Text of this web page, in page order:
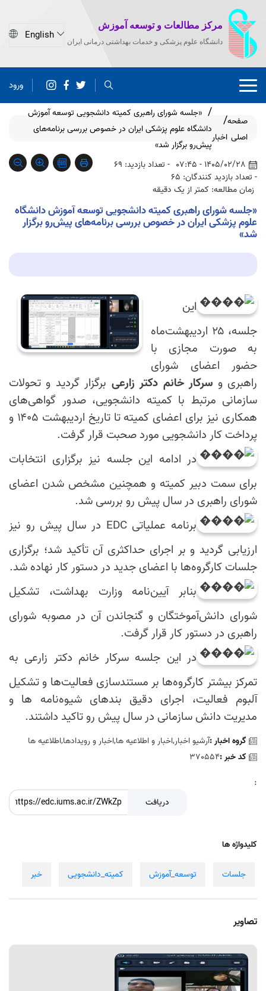
مرکز مطالعات و توسعه آموزش
دانشگاه علوم پزشکی و خدمات بهداشتی درمانی ایران
ورود
صفحه
اصلی اخبار
«جلسه شورای راهبری کمیته دانشجویی توسعه آموزش
دانشگاه علوم پزشکی ایران در خصوص بررسی برنامه‌های
پیش‌رو برگزار شد»
1405/02/28 - 07:45
- تعداد بازدید: 69
- تعداد بازدید کنندگان: 65
زمان مطالعه: کمتر از یک دقیقه
«جلسه شورای راهبری کمیته دانشجویی توسعه آموزش دانشگاه
علوم پزشکی ایران در خصوص بررسی برنامه‌های پیش‌رو برگزار
شد»
این
جلسه، ۲۵ اردیبهشت‌ماه
به صورت مجازی با
حضور اعضای شورای
راهبری و سرکار خانم دکتر زارعی برگزار گردید و تحولات
سازمانی مرتبط با کمیته دانشجویی، صدور گواهی‌های
همکاری نیز برای اعضای کمیته تا تاریخ اردیبهشت ۱۴۰۵ و
پرداخت کار دانشجویی مورد صحبت قرار گرفت.
در ادامه این جلسه نیز برگزاری انتخابات
برای سمت دبیر کمیته و همچنین مشخص شدن اعضای
شورای راهبری در سال پیش رو بررسی شد.
برنامه عملیاتی EDC در سال پیش رو نیز
ارزیابی گردید و بر اجرای حداکثری آن تأکید شد؛ برگزاری
جلسات کارگروه‌ها با اعضای جدید در دستور کار نهاده شد.
بنابر آیین‌نامه وزارت بهداشت، تشکیل
شورای دانش‌آموختگان و گنجاندن آن در مصوبه شورای
راهبری در دستور کار قرار گرفت.
در این جلسه سرکار خانم دکتر زارعی به
تمرکز بیشتر کارگروه‌ها بر مستندسازی فعالیت‌ها و تشکیل
آلبوم فعالیت، اجرای دقیق بندهای شیوه‌نامه ها و
مدیریت دانش سازمانی در سال پیش رو تاکید داشتند.
گروه اخبار :آرشیو اخبار,اخبار و اطلاعیه ها,اخبار و رويدادها,اطلاعيه ها
کد خبر :370554
:
دریافت
کلیدواژه ها
جلسات توسعه_آموزش کمیته_دانشجویی خبر
تصاویر